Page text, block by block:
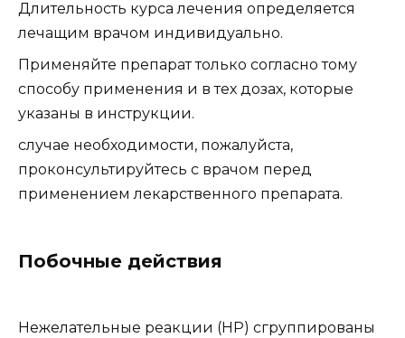
Длительность курса лечения определяется
лечащим врачом индивидуально.
Применяйте препарат только согласно тому
способу применения и в тех дозах, которые
указаны в инструкции.
случае необходимости, пожалуйста,
проконсультируйтесь с врачом перед
применением лекарственного препарата.
Побочные действия
Нежелательные реакции (HP) сгруппированы